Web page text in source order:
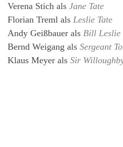
Verena Stich als Jane Tate
Florian Treml als Leslie Tate
Andy Geißbauer als Bill Leslie
Bernd Weigang als Sergeant
Klaus Meyer als Sir